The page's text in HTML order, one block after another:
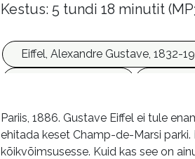
Kestus: 5 tundi 18 minutit
Eiffel, Alexandre Gustave, 1832-
Pariis, 1886. Gustave Eiffel ei tule
ehitada keset Champ-de-Marsi
kõikvõimsusesse. Kuid kas see on